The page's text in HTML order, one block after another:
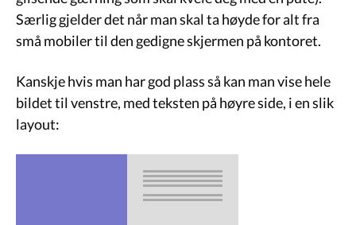
Særlig gjelder det når man skal ta høyde for alt fra
små mobiler til den gedigne skjermen på kontoret.
Kanskje hvis man har god plass så kan man vise hele
bildet til venstre, med teksten på høyre side, i en slik
layout: